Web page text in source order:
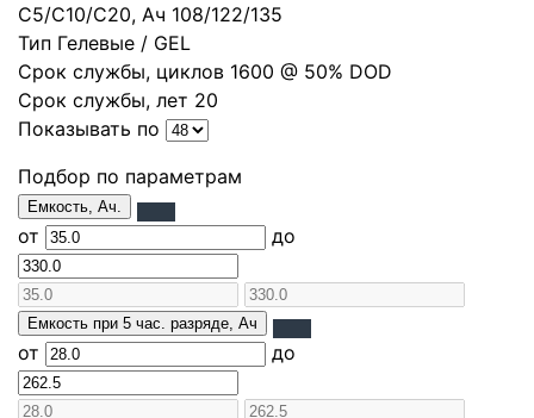
С5/С10/С20, Ач 108/122/135
Тип Гелевые / GEL
Срок службы, циклов 1600 @ 50% DOD
Срок службы, лет 20
Показывать по
Подбор по параметрам
Емкость, Ач.
от до
Емкость при 5 час. разряде, Ач
от до